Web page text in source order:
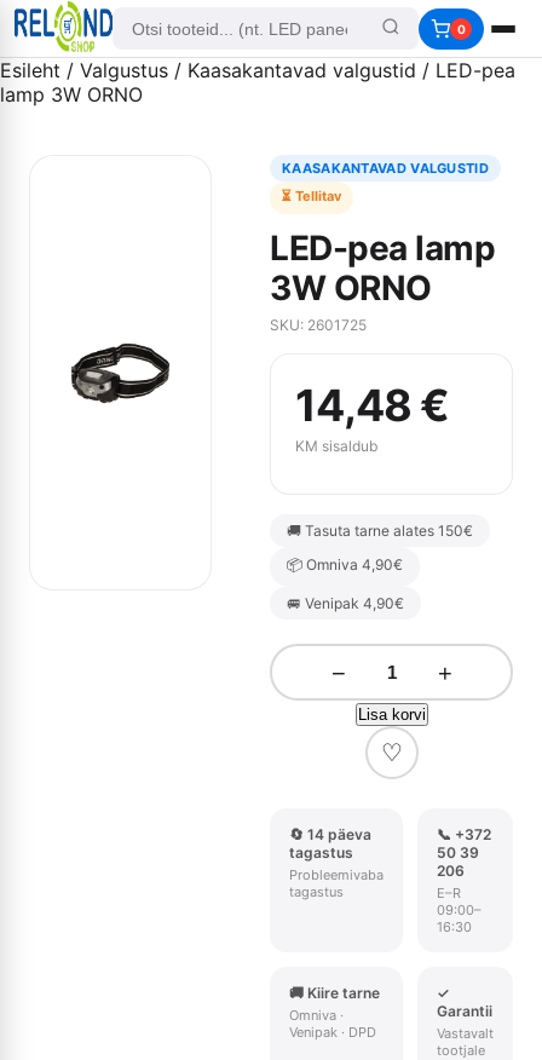
0
Esileht / Valgustus / Kaasakantavad valgustid / LED-pea
lamp 3W ORNO
KAASAKANTAVAD VALGUSTID
⏳ Tellitav
LED-pea lamp
3W ORNO
SKU: 2601725
14,48 €
KM sisaldub
🚚 Tasuta tarne alates 150€
📦 Omniva 4,90€
🚐 Venipak 4,90€
− +
Lisa korvi
♡
🔄 14 päeva
tagastus
Probleemivaba
tagastus
📞 +372
50 39
206
E–R
09:00–
16:30
🚚 Kiire tarne
Omniva ·
Venipak · DPD
✓
Garantii
Vastavalt
tootjale